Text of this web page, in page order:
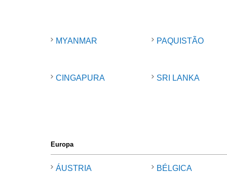
MYANMAR PAQUISTÃO
CINGAPURA SRI LANKA
Europa
ÁUSTRIA BÉLGICA